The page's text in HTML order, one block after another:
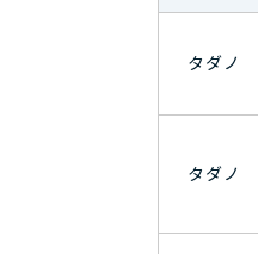
タダノ
タダノ